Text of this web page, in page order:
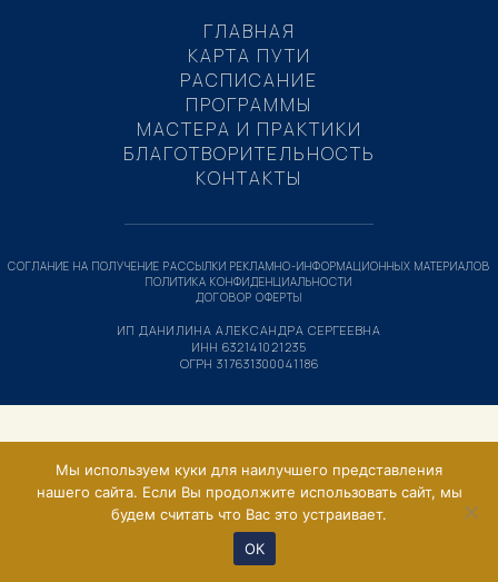
ГЛАВНАЯ
КАРТА ПУТИ
РАСПИСАНИЕ
ПРОГРАММЫ
МАСТЕРА И ПРАКТИКИ
БЛАГОТВОРИТЕЛЬНОСТЬ
КОНТАКТЫ
ИП ДАНИЛИНА АЛЕКСАНДРА СЕРГЕЕВНА
ИНН 632141021235
ОГРН 317631300041186
СОГЛАНИЕ НА ПОЛУЧЕНИЕ РАССЫЛКИ РЕКЛАМНО-ИНФОРМАЦИОННЫХ МАТЕРИАЛОВ
ПОЛИТИКА КОНФИДЕНЦИАЛЬНОСТИ
ДОГОВОР ОФЕРТЫ
Мы используем куки для наилучшего представления
нашего сайта. Если Вы продолжите использовать сайт, мы
будем считать что Вас это устраивает.
ОК